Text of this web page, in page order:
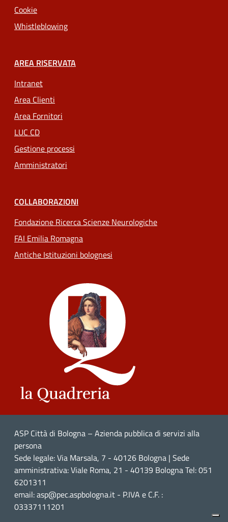
Cookie
Whistleblowing
AREA RISERVATA
Intranet
Area Clienti
Area Fornitori
LUC CD
Gestione processi
Amministratori
COLLABORAZIONI
Fondazione Ricerca Scienze Neurologiche
FAI Emilia Romagna
Antiche Istituzioni bolognesi
ASP Città di Bologna – Azienda pubblica di servizi alla
persona
Sede legale: Via Marsala, 7 - 40126 Bologna | Sede
amministrativa: Viale Roma, 21 - 40139 Bologna Tel: 051
6201311
email: asp@pec.aspbologna.it - P.IVA e C.F. :
03337111201